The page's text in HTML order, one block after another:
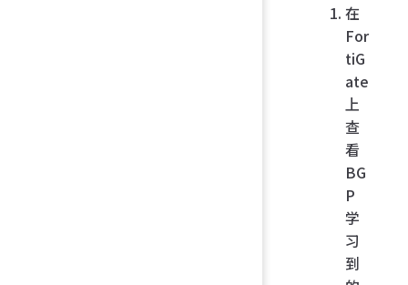
在
For
tiG
ate
上
查
看
BG
P
学
习
到